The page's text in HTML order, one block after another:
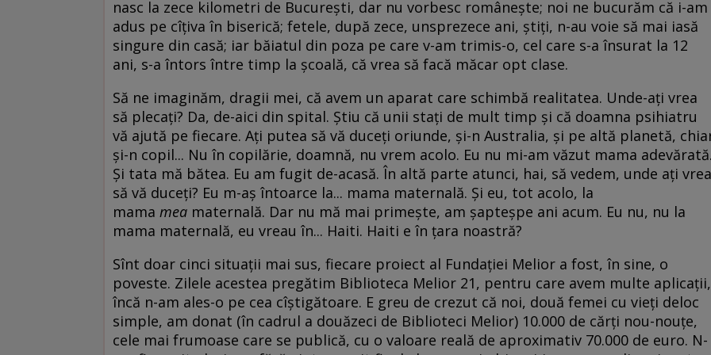
nasc la zece kilometri de București, dar nu vorbesc românește; noi ne bucurăm că i-am
adus pe cîțiva în biserică; fetele, după zece, unsprezece ani, știți, n-au voie să mai iasă
singure din casă; iar băiatul din poza pe care v-am trimis-o, cel care s-a însurat la 12
ani, s-a întors între timp la școală, că vrea să facă măcar opt clase.
Să ne imaginăm, dragii mei, că avem un aparat care schimbă realitatea. Unde-ați vrea
să plecați? Da, de-aici din spital. Știu că unii stați de mult timp și că doamna psihiatru
vă ajută pe fiecare. Ați putea să vă duceți oriunde, și-n Australia, și pe altă planetă,
și-n copil... Nu în copilărie, doamnă, nu vrem acolo. Eu nu mi-am văzut mama adevărată.
Și tata mă bătea. Eu am fugit de-acasă. În altă parte atunci, hai, să vedem, unde ați vrea
să vă duceți? Eu m-aș întoarce la... mama maternală. Și eu, tot acolo, la
mama mea maternală. Dar nu mă mai primește, am șapteșpe ani acum. Eu nu, nu la
mama maternală, eu vreau în... Haiti. Haiti e în țara noastră?
Sînt doar cinci situații mai sus, fiecare proiect al Fundației Melior a fost, în sine, o
poveste. Zilele acestea pregătim Biblioteca Melior 21, pentru care avem multe aplicații,
încă n-am ales-o pe cea cîștigătoare. E greu de crezut că noi, două femei cu vieți deloc
simple, am donat (în cadrul a douăzeci de Biblioteci Melior) 10.000 de cărți nou-nouțe,
cele mai frumoase care se publică, cu o valoare reală de aproximativ 70.000 de euro. N-